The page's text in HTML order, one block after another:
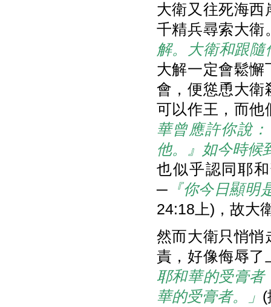
大衛又往死海西
千精兵尋索大衛
解。大衛和跟
大解一定會鬆懈
會，便慫恿大衛
可以作王，而他
華曾應許你說
他。』如今時候
也似乎認同耶
─『你今日顯明
24:18上)，故大
然而大衛只悄悄
責，好像侮辱了
耶和華的受膏者
華的受膏者。」